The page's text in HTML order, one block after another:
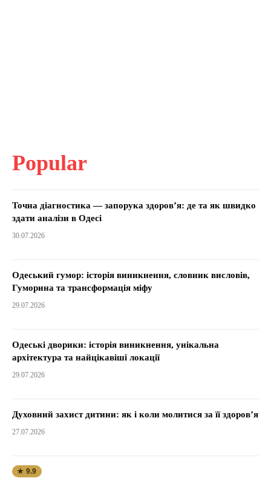
Popular
Точна діагностика — запорука здоров’я: де та як швидко
здати аналізи в Одесі
30.07.2026
Одеський гумор: історія виникнення, словник висловів,
Гуморина та трансформація міфу
29.07.2026
Одеські дворики: історія виникнення, унікальна
архітектура та найцікавіші локації
29.07.2026
Духовний захист дитини: як і коли молитися за її здоров’я
27.07.2026
★ 9.9